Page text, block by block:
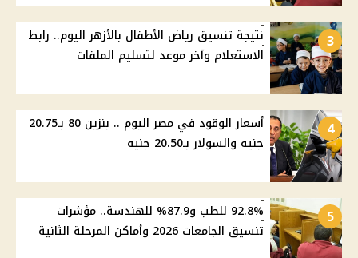
3
نتيجة تنسيق رياض الأطفال بالأزهر اليوم.. رابط
الاستعلام وآخر موعد لتسليم الملفات
4
أسعار الوقود في مصر اليوم .. بنزين 80 بـ20.75
جنيه والسولار بـ20.50 جنيه
5
92.8% للطب و87.9% للهندسة.. مؤشرات
تنسيق الجامعات 2026 وأماكن المرحلة الثانية